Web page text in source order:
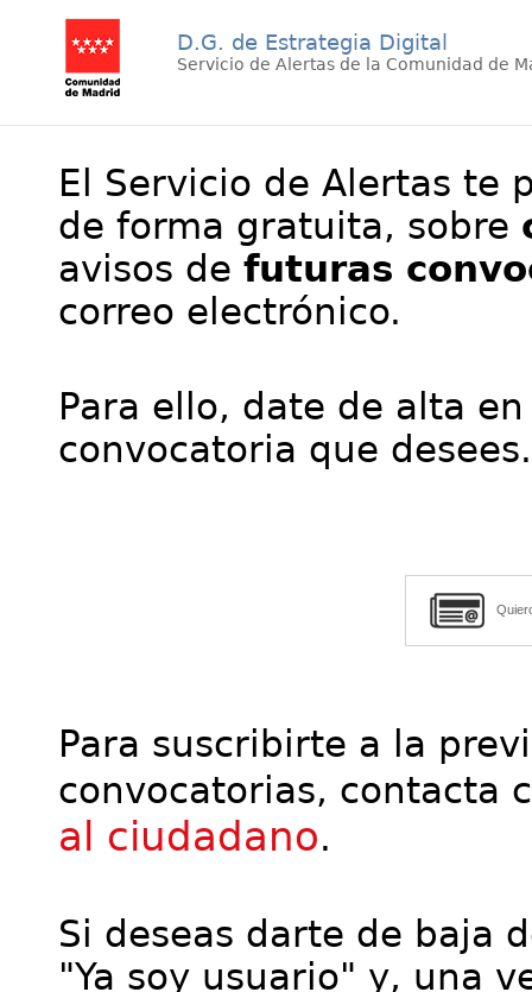
D.G. de Estrategia Digital
Servicio de Alertas de la Comunidad de
El Servicio de Alertas te
de forma gratuita, sobre
avisos de futuras
correo electrónico.
Para ello, date de alta
convocatoria que desees.
Para suscribirte a la
convocatorias, contacta
al ciudadano.
Si deseas darte de baja
"Ya soy usuario" y, una